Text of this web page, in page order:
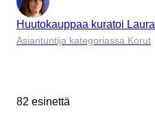
Huutokauppaa kuratoi Laura
Asiantuntija kategoriassa Korut
82 esinettä